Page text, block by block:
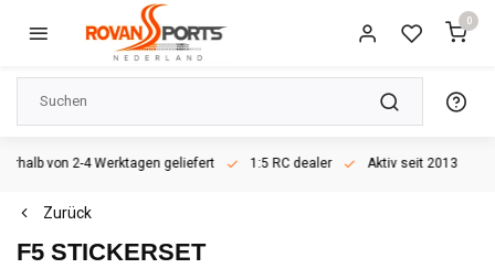
0
von 2-4 Werktagen geliefert 1:5 RC dealer Aktiv seit 2013
Zurück
F5 STICKERSET